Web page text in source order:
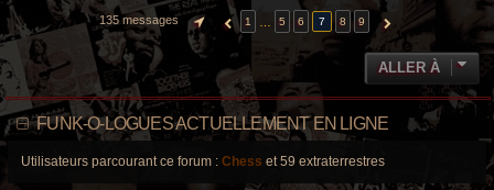
135 messages PAGE7 SUR
PRÉCÉDENTE
1 5 6 7 8 9 SUIVANTE
ALLER À
FUNK-O-LOGUES ACTUELLEMENT EN LIGNE
Utilisateurs parcourant ce forum : Chess et 59 extraterrestres